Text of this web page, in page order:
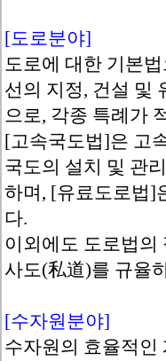
[도로분야]
도로에 대한 기본
선의 지정, 건설 및
으로, 각종 특례가
[고속국도법]은 고
국도의 설치 및 관
하며, [유료도로법]
다.
이외에도 도로법의
사도(私道)를 규율
[수자원분야]
수자원의 효율적인